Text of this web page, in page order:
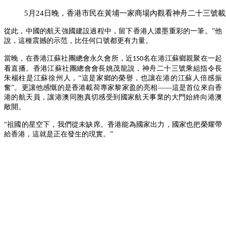
5月24日晚，香港市民在黃埔一家商場內觀看神舟二十三號
從此，中國的航天強國建設過程中，留下香港人濃墨重彩的一筆。 ”他
說，這種震撼的示范，比任何口號都更有力量。
當晚，在香港江蘇社團總會永久會所，近150名在港江蘇鄉親聚在一起
看直播。香港江蘇社團總會會長姚茂龍說，神舟二十三號乘組指令長
朱楊柱是江蘇徐州人，“這是家鄉的榮譽，也讓在港的江蘇人倍感振
奮”。更讓他感慨的是香港載荷專家黎家盈的亮相——這是首位來自香
港的航天員，讓港澳同胞真切感受到國家航天事業的大門始終向港澳
敞開。
“祖國的星空下，我們從未缺席。香港能為國家出力，國家也把榮耀帶
給香港，這就是正在發生的現實。”